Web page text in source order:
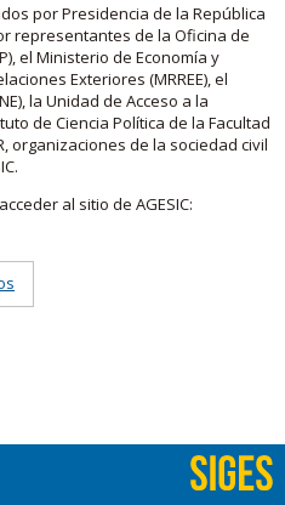
por Presidencia de la República
representantes de la Oficina de
el Ministerio de Economía y
Exteriores (MRREE), el
la Unidad de Acceso a la
de Ciencia Política de la Facultad
organizaciones de la sociedad civil
al sitio de AGESIC: